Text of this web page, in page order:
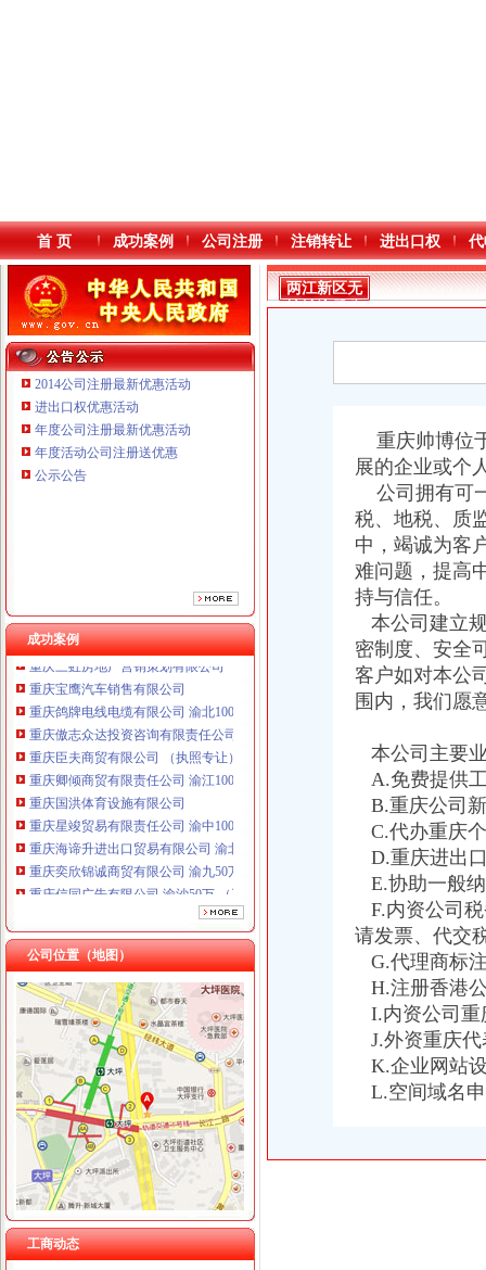
本站导航
首 页 成功案例 公司注册 注销转让 进出口权
2014公司注册最新优惠活动
进出口权优惠活动
年度公司注册最新优惠活动
年度活动公司注册送优惠
公示公告
成功案例
重庆鸽牌电线电缆有限公司 渝北10010万 (进出口权)
重庆傲志众达投资咨询有限责任公司 渝九1000万 （增资）
重庆奕欣锦诚商贸有限公司 渝九50万 （工商注册）
重庆信同广告有限公司 渝沙50万 （工商注册）
重庆三虹房地产营销策划有限公司
重庆宝鹰汽车销售有限公司
重庆鸽牌电线电缆有限公司 渝北10010万 (进出口权)
重庆傲志众达投资咨询有限责任公司 渝九1000万 （增资）
重庆臣夫商贸有限公司 （执照专让）
重庆卿倾商贸有限责任公司 渝江100万 （工商注册）
重庆国洪体育设施有限公司
重庆星竣贸易有限责任公司 渝中100万 （进出口权）
重庆海谛升进出口贸易有限公司 渝北100万 （进出口权）
重庆奕欣锦诚商贸有限公司 渝九50万 （工商注册）
重庆信同广告有限公司 渝沙50万 （工商注册）
重庆三虹房地产营销策划有限公司
公司位置（地图）
工商动态
两江新区无地址注册公司
两江新区：人才集聚助推新区发展|产业|战略_凤凰资讯
关于印发《重庆两江新区促进科技创新发展办》的通知
重庆两江新区渝祥有限责任公司_【信用信息_诉讼信息_财务
重庆公司注销：专注代理两江新区企业工商注册-重庆爱问分类
两江新区科技创新中心简介-两江新区官网
阿里巴巴在渝两江新区注册成立和公司_新浪重庆新闻_新浪重
【要创业从注册公司开始,注册公司,代理记账全程为您服务】两
重庆两江新区置业发展有限公司
【重庆两江新区公司核名、注册、注销】-重庆高新区易登网
两江新区无
地址注册公
重庆帅博位
展的企业或个
公司拥有可
税、地税、质
中，竭诚为客
难问题，提高
持与信任。
本公司建立
密制度、安全
客户如对本公
围内，我们愿
本公司主要
A.免费提供
B.重庆公司
C.代办重庆
D.重庆进出
E.协助一般
F.内资公司
请发票、代交
G.代理商标
H.注册香港
I.内资公司重
J.外资重庆代
K.企业网站
L.空间域名